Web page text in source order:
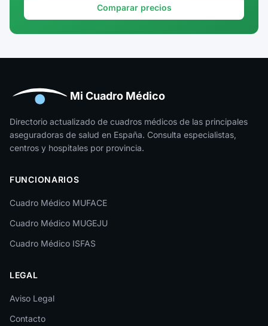
Huesca
Jaén
La Rioja
León
Lleida
Lugo
Málaga
Melilla
Murcia
Comparar precios
Mi Cuadro Médico
Directorio actualizado de cuadros médicos de las principales
aseguradoras de salud en España. Consulta especialistas,
centros y hospitales por provincia.
FUNCIONARIOS
Cuadro Médico MUFACE
Cuadro Médico MUGEJU
Cuadro Médico ISFAS
LEGAL
Aviso Legal
Contacto